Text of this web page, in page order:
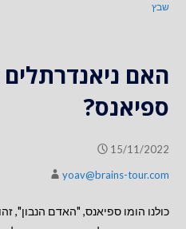
שבץ
האם
ספיאנס?
15/11/2022
yoav@brains-tour.com
כולנו הומו ספיאנס, "האדם הנבון",